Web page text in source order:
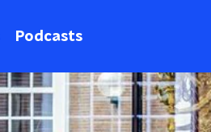
Podcasts